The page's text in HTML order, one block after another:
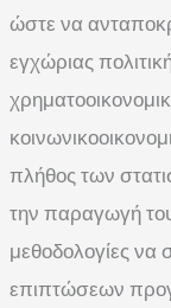
ώστε να
εγχώριας
πλήθος των
την παραγωγή
μεθοδολογίες να
επιπτώσεων